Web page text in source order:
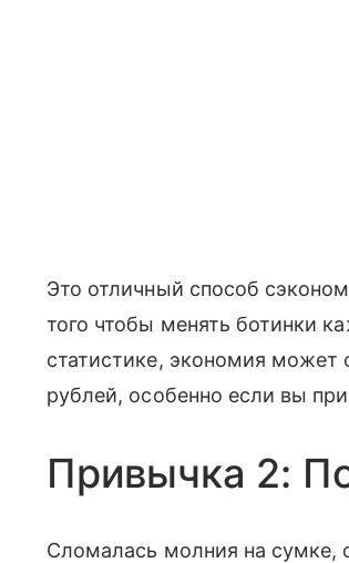
Это отличный способ
того чтобы менять ботинки
статистике, экономия может
рублей, особенно если вы
Привычка 2:
Сломалась молния на сумке,